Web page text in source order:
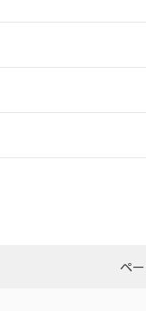
ダウンロードはこちらペ